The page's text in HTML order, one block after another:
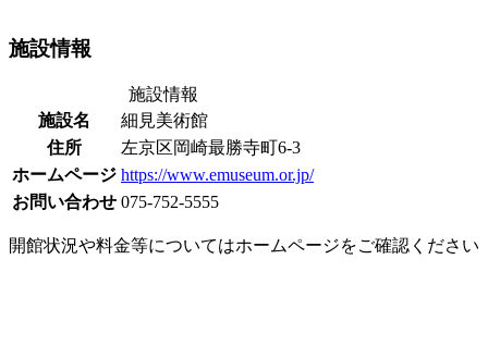
施設情報
施設情報
施設名
細見美術館
住所
左京区岡崎最勝寺町6-3
ホームページ https://www.emuseum.or.jp/
お問い合わせ 075-752-5555
開館状況や料金等についてはホームページをご確認ください